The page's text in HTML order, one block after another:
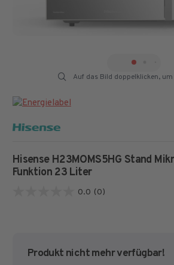
Auf das Bild doppelklicken,
Hisense H23MOMS5HG Stand
Funktion 23 Liter
0.0 (0)
Produkt nicht mehr verfügbar!